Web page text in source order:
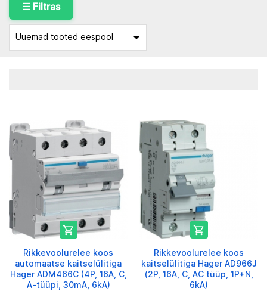
☰ Filtras
Uuemad tooted eespool 

Rikkevoolurelee koos
automaatse kaitselülitiga
Hager ADM466C (4P, 16A, C,
A-tüüpi, 30mA, 6kA)

Rikkevoolurelee koos
kaitselülitiga Hager AD966J
(2P, 16A, C, AC tüüp, 1P+N,
6kA)